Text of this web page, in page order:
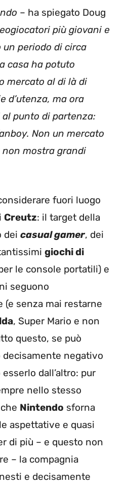
– ha spiegato Doug
più giovani e
un periodo di circa
casa ha potuto
mercato al di là di
d’utenza, ma ora
punto di partenza:
Non un mercato
non mostra grandi
fuori luogo
Creutz: il target della
dei casual gamer, dei
giochi di
le console portatili) e
seguono
(e senza mai restarne
, Super Mario e non
questo, se può
negativo
dall’altro: pur
nello stesso
Nintendo sforna
aspettative e quasi
di più – e questo non
– la compagnia
e decisamente